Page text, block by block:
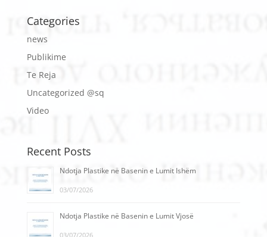
Categories
news
Publikime
Te Reja
Uncategorized @sq
Video
Recent Posts
Ndotja Plastike në Basenin e Lumit Ishëm
03/07/2026
Ndotja Plastike në Basenin e Lumit Vjosë
03/07/2026